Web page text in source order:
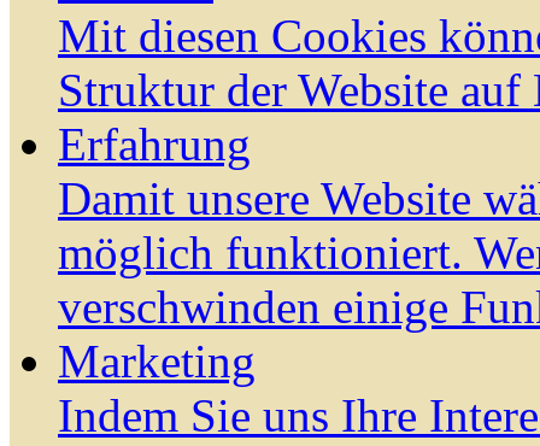
Mit diesen Cookies
Struktur der Website auf
Erfahrung
Damit unsere Website
möglich funktioniert.
verschwinden einige
Marketing
Indem Sie uns Ihre